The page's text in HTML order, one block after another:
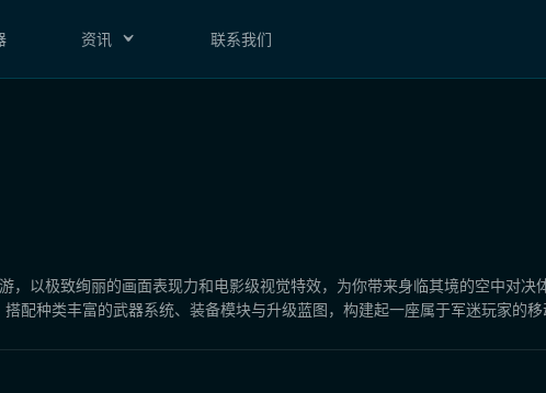
资讯 联系我们
，以极致绚丽的画面表现力和电影级视觉特效，为你带来身临其境的空中对决
配种类丰富的武器系统、装备模块与升级蓝图，构建起一座属于军迷玩家的移